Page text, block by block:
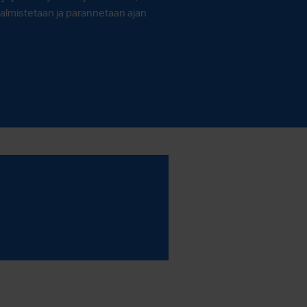
ja parannetaan ajan
ja Relicompin pitkäaikaisen